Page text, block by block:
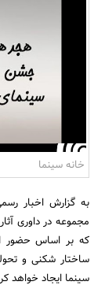
خانه سینما
به گزارش اخبار
مجموعه در داوری
که بر اساس حضور
ساختار شکنی و
سینما ایجاد خواهد